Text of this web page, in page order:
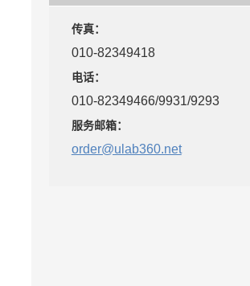
传真：
010-82349418
电话：
010-82349466/9931/9293
服务邮箱：
order@ulab360.net